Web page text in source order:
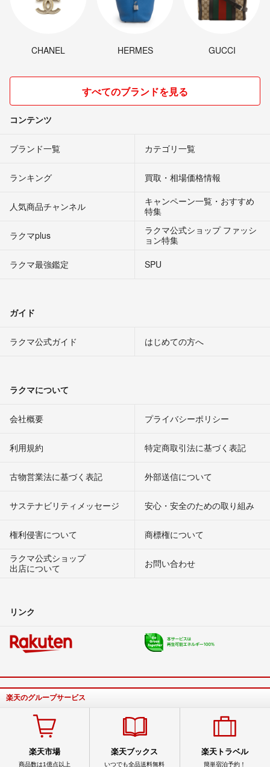
CHANEL HERMES GUCCI
すべてのブランドを見る
コンテンツ
ブランド一覧 カテゴリ一覧
ランキング 買取・相場価格情報
人気商品チャンネル
キャンペーン一覧・おすすめ
特集
ラクマplus
ラクマ公式ショップ ファッシ
ョン特集
ラクマ最強鑑定
SPU
ガイド
ラクマ公式ガイド はじめての方へ
ラクマについて
会社概要 プライバシーポリシー
利用規約 特定商取引法に基づく表記
古物営業法に基づく表記 外部送信について
サステナビリティメッセージ 安心・安全のための取り組み
権利侵害について
商標権について
ラクマ公式ショップ
出店について
お問い合わせ
リンク
楽天のグループサービス
楽天市場
商品数は1億点以上
楽天ブックス
いつでも全品送料無料
楽天トラベル
簡単宿泊予約！